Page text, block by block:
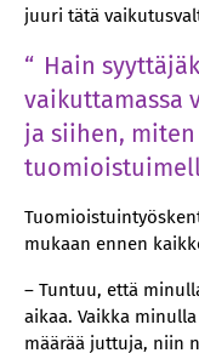
juuri tätä
Hain
vaikuttamassa
ja siihen,
mukaan ennen
– Tuntuu, että
aikaa. Vaikka
määrää juttuja, niin